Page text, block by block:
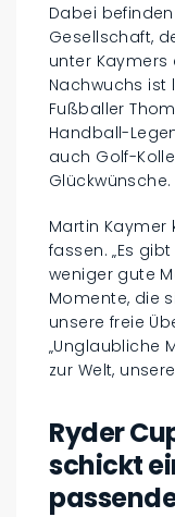
Dabei
Gesellschaft,
unter
Nachwuchs ist
Fußballer
Handball-
auch Golf-
Glückwünsche.
Martin Kaymer
fassen. „Es
weniger gute
Momente, die
unsere freie
„Unglaubliche
zur Welt,
Ryder
schickt